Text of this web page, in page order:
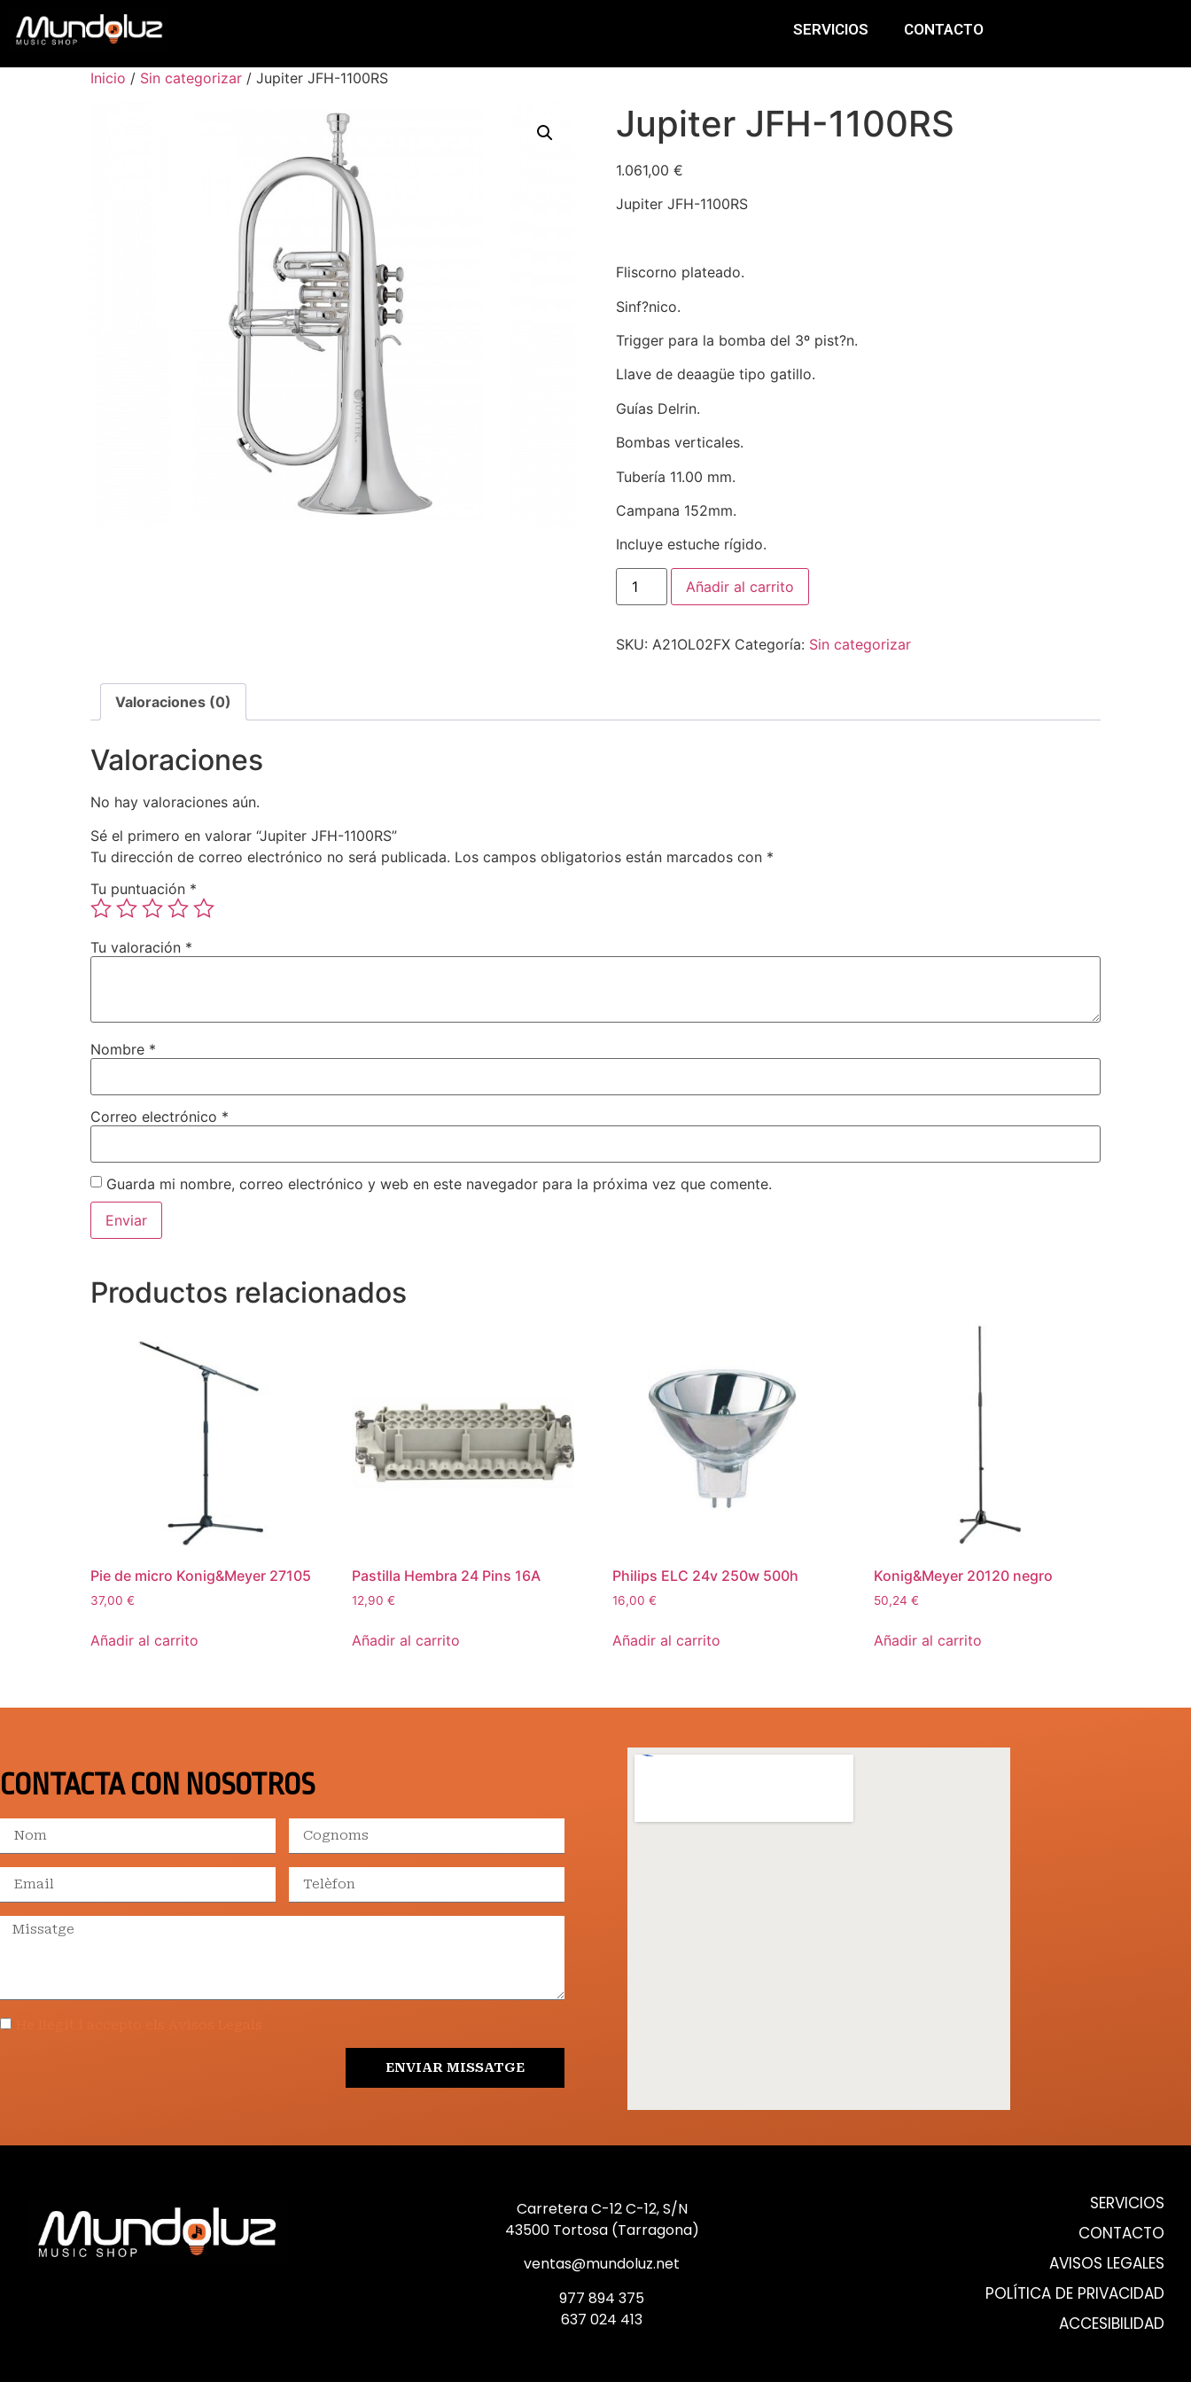
SERVICIOS CONTACTO
Inicio / Sin categorizar / Jupiter JFH-1100RS
Jupiter JFH-1100RS
1.061,00 €
Jupiter JFH-1100RS
Fliscorno plateado.
Sinf?nico.
Trigger para la bomba del 3º pist?n.
Llave de deaagüe tipo gatillo.
Guías Delrin.
Bombas verticales.
Tubería 11.00 mm.
Campana 152mm.
Incluye estuche rígido.
Añadir al carrito
SKU: A21OL02FX Categoría: Sin categorizar
Valoraciones (0)
Valoraciones
No hay valoraciones aún.
Sé el primero en valorar “Jupiter JFH-1100RS”
Tu dirección de correo electrónico no será publicada. Los campos obligatorios están marcados con *
Tu puntuación *
Tu valoración *
Nombre *
Correo electrónico *
Guarda mi nombre, correo electrónico y web en este navegador para la próxima vez que comente.
Productos relacionados
Pie de micro Konig&Meyer 27105
37,00 €
Añadir al carrito
Pastilla Hembra 24 Pins 16A
12,90 €
Añadir al carrito
Philips ELC 24v 250w 500h
16,00€
Añadir al carrito
Konig&Meyer 20120 negro
50,24€
Añadir al carrito
CONTACTA CON NOSOTROS
ENVIAR MISSATGE
Carretera C-12 C-12, S/N
43500 Tortosa (Tarragona)
ventas@mundoluz.net
977 894 375
637 024 413
SERVICIOS
CONTACTO
AVISOS LEGALES
POLÍTICA DE PRIVACIDAD
ACCESIBILIDAD